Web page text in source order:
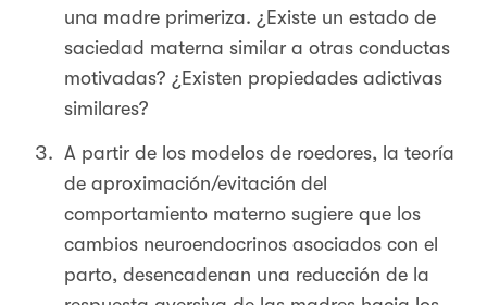
una madre primeriza. ¿Existe un estado de
saciedad materna similar a otras conductas
motivadas? ¿Existen propiedades adictivas
similares?
A partir de los modelos de roedores, la teoría
de aproximación/evitación del
comportamiento materno sugiere que los
cambios neuroendocrinos asociados con el
parto, desencadenan una reducción de la